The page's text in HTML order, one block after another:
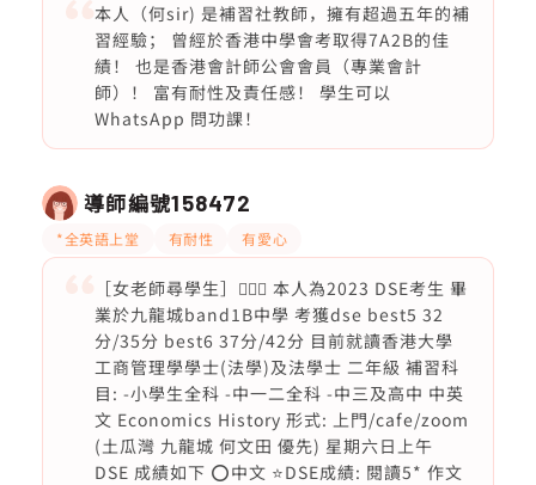
本人（何sir) 是補習社教師，擁有超過五年的補
習經驗； 曾經於香港中學會考取得7A2B的佳
績！ 也是香港會計師公會會員（專業會計
師）！ 富有耐性及責任感！ 學生可以
WhatsApp 問功課！
導師編號158472
*全英語上堂 有耐性 有愛心
［女老師尋學生］🙋🏻‍♀️ 本人為2023 DSE考生 畢
業於九龍城band1B中學 考獲dse best5 32
分/35分 best6 37分/42分 目前就讀香港大學
工商管理學學士(法學)及法學士 二年級 補習科
目: -小學生全科 -中一二全科 -中三及高中 中英
文 Economics History 形式: 上門/cafe/zoom
(土瓜灣 九龍城 何文田 優先) 星期六日上午
DSE 成績如下 ⭕️中文 ⭐️DSE成績: 閱讀5* 作文